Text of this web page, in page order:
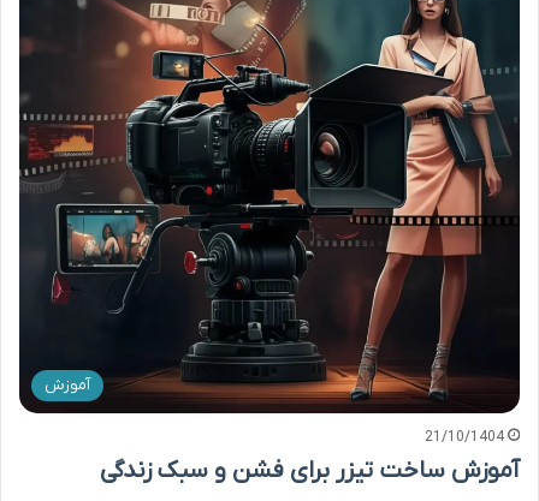
آموزش
21/10/1404
آموزش ساخت تیزر برای فشن و سبک زندگی